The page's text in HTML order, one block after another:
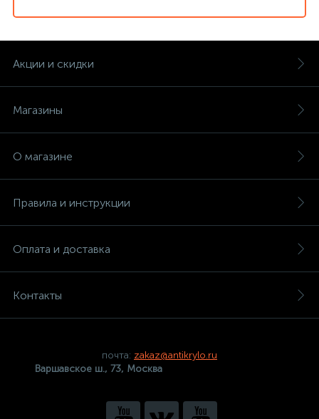
Акции и скидки
Магазины
О магазине
Правила и инструкции
Оплата и доставка
Контакты
почта: zakaz@antikrylo.ru
Варшавское ш., 73, Москва